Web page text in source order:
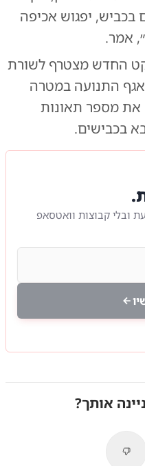
יפגוש אכיפה
אמר.
החדש מצטרף לשורת
אגף התנועה במטרה
את מספר תאונות
בכבישים.
ובלי קבוצות וואטסאפ
אותך?